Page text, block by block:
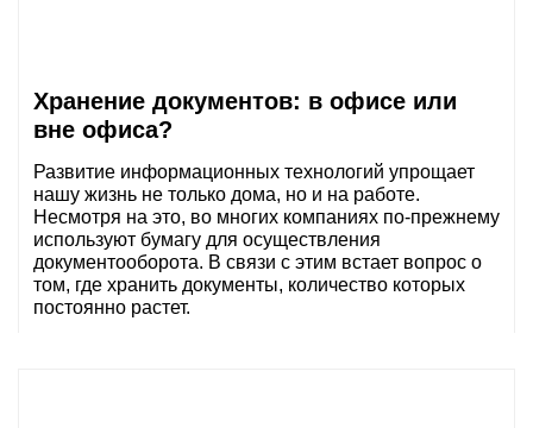
Хранение документов: в офисе или
вне офиса?
Развитие информационных технологий упрощает
нашу жизнь не только дома, но и на работе.
Несмотря на это, во многих компаниях по-прежнему
используют бумагу для осуществления
документооборота. В связи с этим встает вопрос о
том, где хранить документы, количество которых
постоянно растет.